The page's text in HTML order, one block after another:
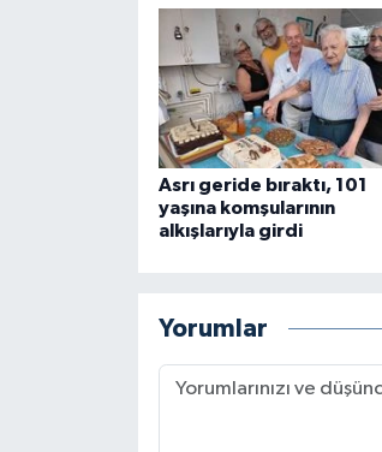
Asrı geride bıraktı, 101
yaşına komşularının
alkışlarıyla girdi
Yorumlar